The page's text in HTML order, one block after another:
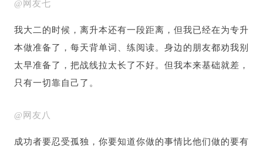
@网友七
我大二的时候，离升本还有一段距离，但我已经在为专升
本做准备了，每天背单词、练阅读。身边的朋友都劝我别
太早准备了，把战线拉太长了不好。但我本来基础就差，
只有一切靠自己了。
@网友八
成功者要忍受孤独，你要知道你做的事情比他们做的要有